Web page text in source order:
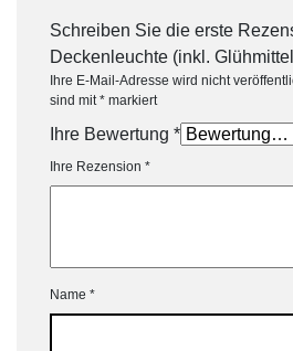
Schreiben Sie die erste
Deckenleuchte (inkl.
Ihre E-Mail-Adresse wird nicht
sind mit * markiert
Ihre Bewertung *
Ihre Rezension *
Name *